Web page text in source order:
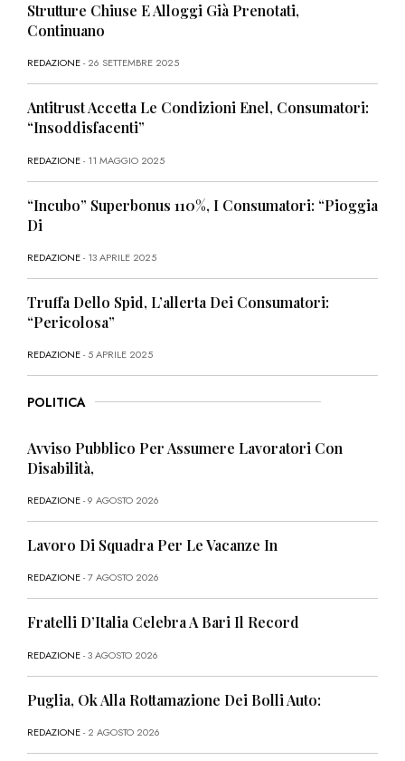
Strutture Chiuse E Alloggi Già Prenotati,
Continuano
REDAZIONE- 26 SETTEMBRE 2025
Antitrust Accetta Le Condizioni Enel, Consumatori:
“Insoddisfacenti”
REDAZIONE- 11 MAGGIO 2025
“Incubo” Superbonus 110%, I Consumatori: “Pioggia
Di
REDAZIONE- 13 APRILE 2025
Truffa Dello Spid, L’allerta Dei Consumatori:
“Pericolosa”
REDAZIONE- 5 APRILE 2025
POLITICA
Avviso Pubblico Per Assumere Lavoratori Con
Disabilità,
REDAZIONE- 9 AGOSTO 2026
Lavoro Di Squadra Per Le Vacanze In
REDAZIONE- 7 AGOSTO 2026
Fratelli D’Italia Celebra A Bari Il Record
REDAZIONE- 3 AGOSTO 2026
Puglia, Ok Alla Rottamazione Dei Bolli Auto:
REDAZIONE- 2 AGOSTO 2026